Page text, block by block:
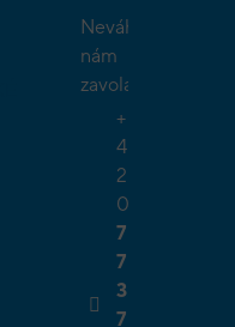
Neváhejte
nám
zavolat.
+
4
2
0
7
7
3
7